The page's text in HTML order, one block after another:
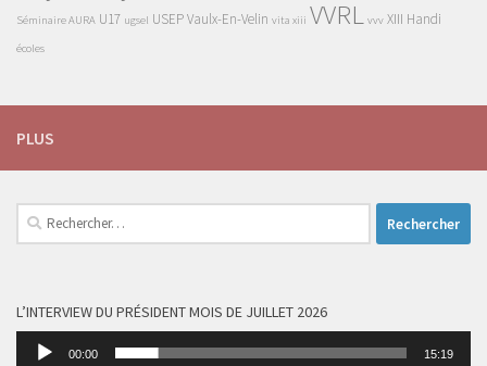
Séminaire AURA U17 ugsel USEPVaulx-En-Velin vita xiii VVRL vvv XIII Handi
écoles
PLUS
Rechercher :
L’INTERVIEW DU PRÉSIDENT MOIS DE JUILLET 2026
Lecteur
00:00 15:19